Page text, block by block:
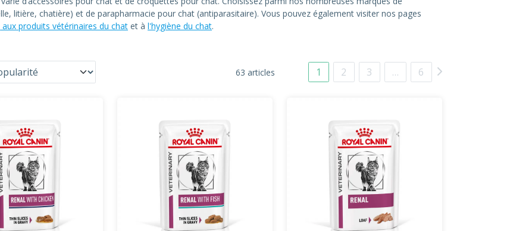
litière, chatière) et de parapharmacie pour chat (antiparasitaire). Vous pouvez également visiter nos pages
aux produits vétérinaires du chat et à l'hygiène du chat.
63 articles 1 2 3 … 6